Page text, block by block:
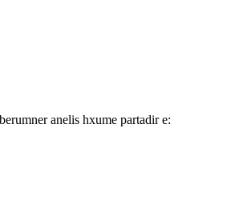
anelis hxume partadir e: